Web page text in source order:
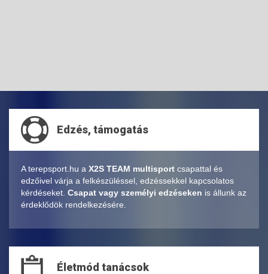
Edzés, támogatás
A terepsport.hu a X2S TEAM multisport csapattal és
edzőivel várja a felkészüléssel, edzéssekkel kapcsolatos
kérdéseket. Csapat vagy személyi edzéseken is állunk az
érdeklődök rendelkezésére.
Életmód tanácsok